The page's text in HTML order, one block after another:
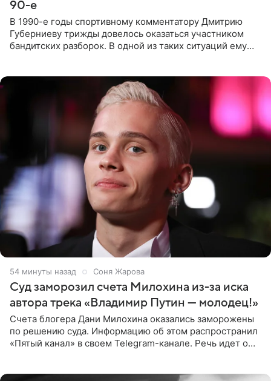
90-е
В 1990-е годы спортивному комментатору Дмитрию
Губерниеву трижды довелось оказаться участником
бандитских разборок. В одной из таких ситуаций ему
54 минуты назад Соня Жарова
Суд заморозил счета Милохина из-за иска
автора трека «Владимир Путин — молодец!»
Счета блогера Дани Милохина оказались заморожены
по решению суда. Информацию об этом распространил
«Пятый канал» в своем Telegram-канале. Речь идет о